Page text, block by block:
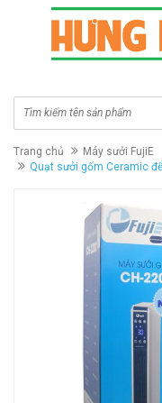
Trang chủ
Máy sưởi FujiE
Quạt sưởi gốm Ceramic